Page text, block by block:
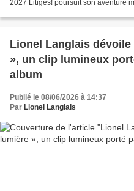
2027 Litiges! poursuit son aventure
Lionel Langlais
», un clip lumineux
album
Publié le 08/06/2026 à 14:37
Par Lionel Langlais